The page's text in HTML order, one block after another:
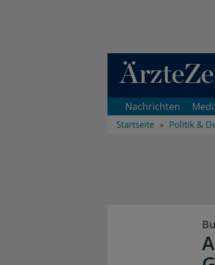
Direkt zum Inhaltsbereich
Nachrichten
Startseite Politik &